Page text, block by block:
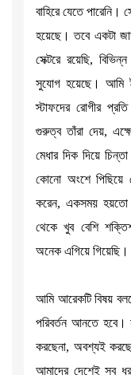
বাহিরে যেতে
হয়েছে। তবে একটা
সেক্টরে রয়েছি,
সুযোগ হয়েছে। আমি
স্টাফদের রোগীর
গুরুত্ব তাঁরা দেয়,
মেধার দিক দিয়ে
কোনো অংশে পিছিয়ে
করেন, একসময় হয়তো
থেকে খুব বেশি
অনেক এগিয়ে গিয়েছি।
আমি আরেকটি বিষয়
পরিবর্তন আনতে হবে।
করছেনা, অবশ্যই
আমাদের দেশেই সব